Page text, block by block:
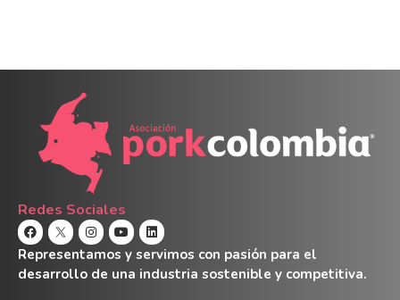
Redes Sociales
Representamos y servimos con pasión para el
desarrollo de una industria sostenible y competitiva.